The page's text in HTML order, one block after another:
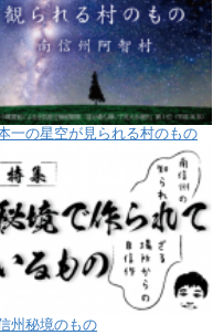
一の星空が見られる村のもの
州秘境のもの